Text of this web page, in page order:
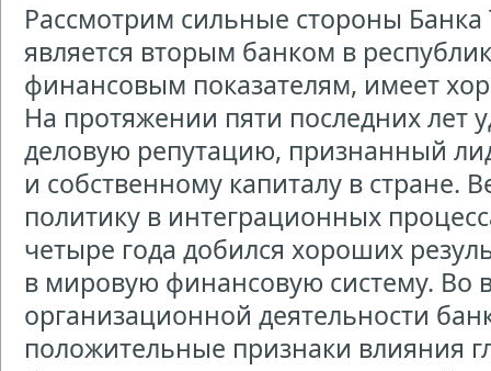
Рассмотрим сильные стороны
является вторым банком в
финансовым показателям, имеет
На протяжении пяти последних лет
деловую репутацию, признанный
и собственному капиталу в стране.
политику в интеграционных
четыре года добился хороших
в мировую финансовую систему. Во
организационной деятельности
положительные признаки влияния